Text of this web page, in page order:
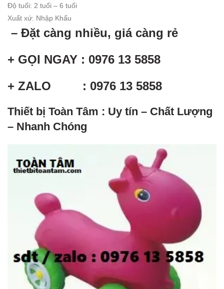
Độ tuổi: 2 tuổi – 6 tuổi
Xuất xứ: Nhập Khẩu
– Đặt càng nhiều, giá càng rẻ
+ GỌI NGAY : 0976 13 5858
+ ZALO : 0976 13 5858
Thiết bị Toàn Tâm : Uy tín – Chất Lượng
– Nhanh Chóng